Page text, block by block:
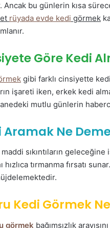
bu günlerin kısa
rüyada evde kedi görmek
Göre Kedi
gibi farklı cinsiyette
işareti iken, erkek kedi
mutlu günlerin
Aramak Ne
sıkıntıların
tırmanma fırsatı sunar.
Kedi Görmek
görmek bağımsızlık